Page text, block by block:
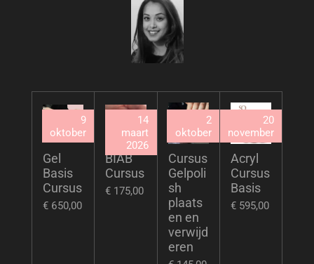
9
oktober
Gel
Basis
Cursus
€ 650,00
14
maart
2026
BIAB
Cursus
€ 175,00
2
oktober
Cursus
Gelpoli
sh
plaats
en en
verwijd
eren
20
november
Acryl
Cursus
Basis
€ 595,00